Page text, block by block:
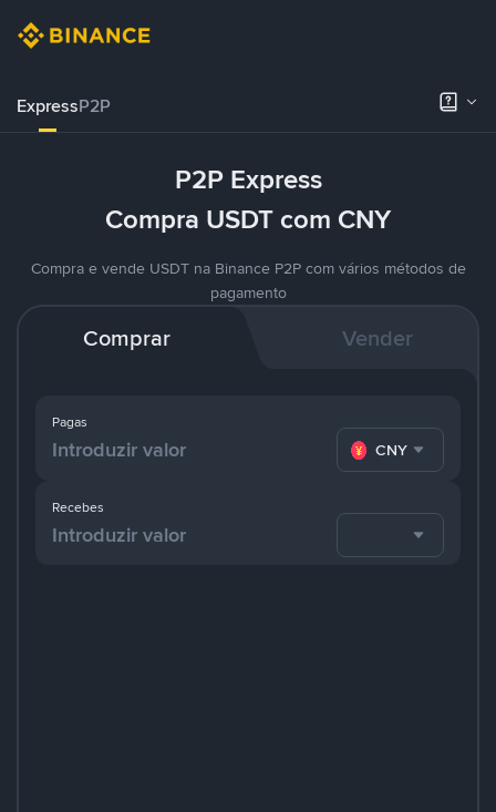
ExpressP2P
P2P Express
Compra USDT com CNY
Compra e vende USDT na Binance P2P com vários métodos de
pagamento
Comprar Vender
Pagas
CNY
Recebes